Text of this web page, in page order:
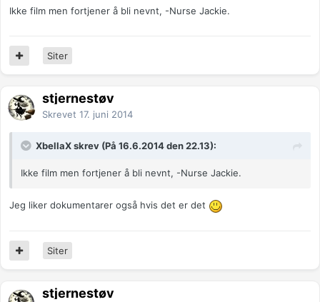
Ikke film men fortjener å bli nevnt, -Nurse Jackie.
Siter
stjernestøv
Skrevet 17. juni 2014
XbellaX skrev (På 16.6.2014 den 22.13):
Ikke film men fortjener å bli nevnt, -Nurse Jackie.
Jeg liker dokumentarer også hvis det er det
Siter
stjernestøv